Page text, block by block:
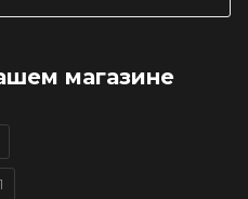
магазине
1